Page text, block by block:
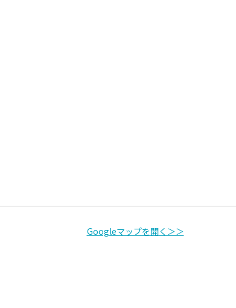
Googleマップを開く＞＞